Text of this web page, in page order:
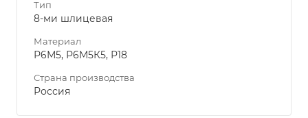
Тип
8-ми шлицевая
Материал
Р6М5, Р6М5К5, Р18
Страна производства
Россия